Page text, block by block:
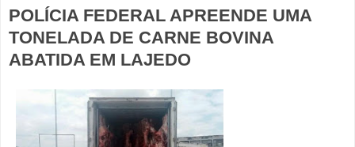
POLÍCIA FEDERAL APREENDE UMA
TONELADA DE CARNE BOVINA
ABATIDA EM LAJEDO